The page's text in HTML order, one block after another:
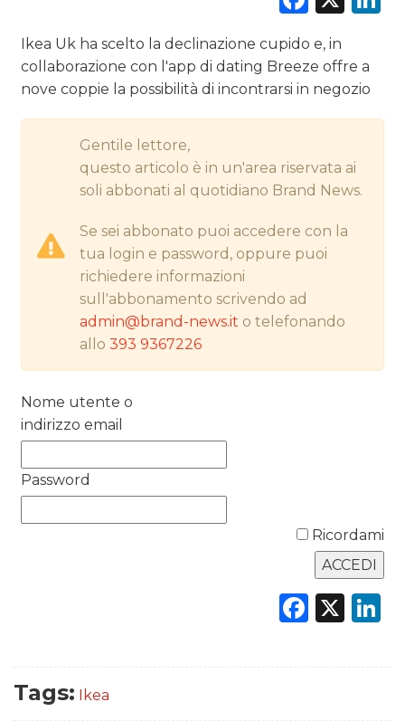
RADIO / AUDIO
TV
RICERCHE
PREVISIONI/SCENARI
NORMATIVE
CASE HISTORY
OPINIONI
Ikea Uk ha scelto la declinazione cupido e, in
collaborazione con l'app di dating Breeze offre a
nove coppie la possibilità di incontrarsi in negozio
Gentile lettore,
questo articolo è in un'area riservata ai
soli abbonati al quotidiano Brand News.
Se sei abbonato puoi accedere con la
tua login e password, oppure puoi
richiedere informazioni
sull'abbonamento scrivendo ad
admin@brand-news.it o telefonando
allo393 9367226
Nome utente o
indirizzo email
Password
Ricordami
X
Tags: Ikea